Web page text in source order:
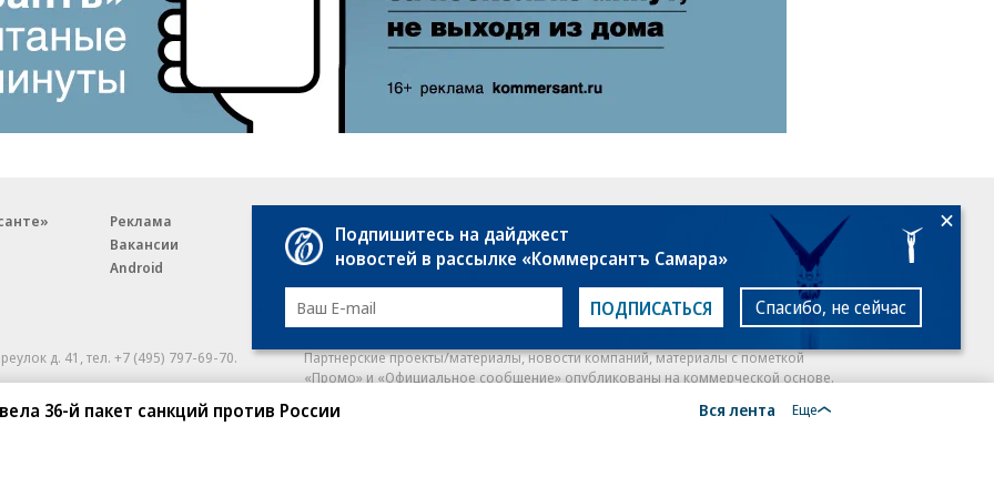
36-й пакет санкций против России Вся лента Еще
Реклама
Вакансии
Android
Правовая информация
E-mail рассылки
18+
д. 41,тел. +7 (495) 797-69-70.
kommersant.ru) зарегистрировано
технологий
Партнерские проекты/материалы, новости компаний, материалы с пометкой
«Промо» и «Официальное сообщение» опубликованы на коммерческой основе.
На kommersant.ru применяются рекомендательные технологии. Подробнее
Подпишитесь на дайджест
новостей в рассылке «Коммерсантъ Самара»
ПОДПИСАТЬСЯ Спасибо, не сейчас